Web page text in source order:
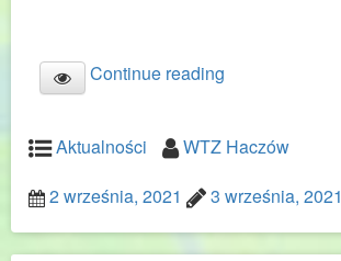
Continue reading
Aktualności
WTZ Haczów
2 września, 2021
3 września, 2021